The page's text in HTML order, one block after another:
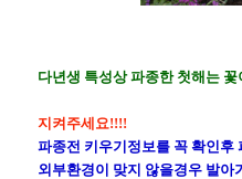
다년생 특성상 파종한 첫해는
지켜주세요!!!!
파종전 키우기정보를 꼭 확인후
외부환경이 맞지 않을경우 발아